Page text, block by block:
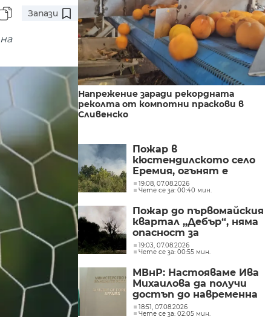
Запази
Напрежение заради рекордната
реколта от компотни праскови в
Сливенско
Пожар в
кюстендилското село
Еремия, огънят е
локализиран
19:08, 07.08.2026
Чете се за: 00:40 мин.
Пожар до първомайския
квартал „Дебър“, няма
опасност за
населението
19:03, 07.08.2026
Чете се за: 00:55 мин.
МВнР: Настояваме Ива
Михаилова да получи
достъп до навременна
и адекватна
18:51, 07.08.2026
Чете се за: 02:05 мин.